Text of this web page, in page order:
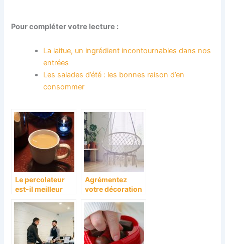
Pour compléter votre lecture :
La laitue, un ingrédient incontournables dans nos
entrées
Les salades d’été : les bonnes raison d’en
consommer
Le percolateur
est-il meilleur
café?
Agrémentez
votre décoration